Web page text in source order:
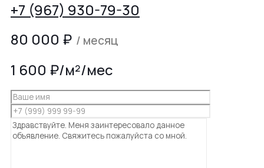
+7 (967) 930-79-30
80 000 ₽ / месяц
1 600 ₽/м²/мес